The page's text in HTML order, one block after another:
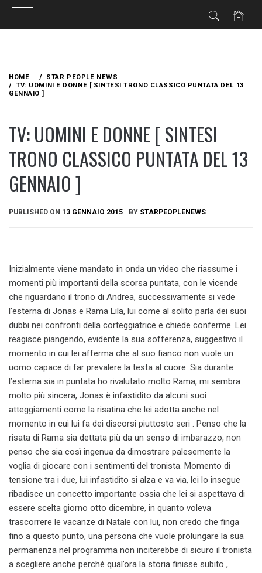
content
HOME
STAR PEOPLE NEWS
TV: UOMINI E DONNE [ SINTESI TRONO CLASSICO PUNTATA DEL 13
GENNAIO ]
TV: UOMINI E DONNE [ SINTESI
TRONO CLASSICO PUNTATA DEL 13
GENNAIO ]
PUBLISHED ON 13 GENNAIO 2015 BY STARPEOPLENEWS
Inizialmente viene mandato in onda un video che riassume i
momenti più importanti della scorsa puntata, con le vicende
che riguardano il trono di Andrea, successivamente si vede
l’esterna di Jonas e Rama Lila, lui come al solito parla dei suoi
dubbi nei confronti della corteggiatrice e chiede conferme. Lei
reagisce piangendo, evidente la sua sofferenza, suggestivo il
momento in cui lei afferma che al suo fianco non vuole un
uomo capace di far prevalere la testa al cuore. Sia durante
l’esterna sia in puntata ho rivalutato molto Rama, mi sembra
molto più sincera, Jonas è infastidito da alcuni suoi
atteggiamenti come la risatina che lei adotta anche nel
momento in cui lui fa dei discorsi piuttosto seri . Penso che la
risata di Rama sia dettata più da un senso di imbarazzo, non
penso che sia così ingenua da dimostrare palesemente la
voglia di giocare con i sentimenti del tronista. Momento di
tensione tra i due, lui infastidito si alza e va via, lei lo insegue
ribadisce un concetto importante ossia che lei si aspettava di
essere scelta giorno otto dicembre, in quanto voleva
trascorrere le vacanze di Natale con lui, non credo che finga
fino a questo punto, una persona che vuole prolungare la sua
permanenza nel programma non inciterebbe di sicuro il tronista
a scegliere anche perché qual’ora la storia finisse subito ,